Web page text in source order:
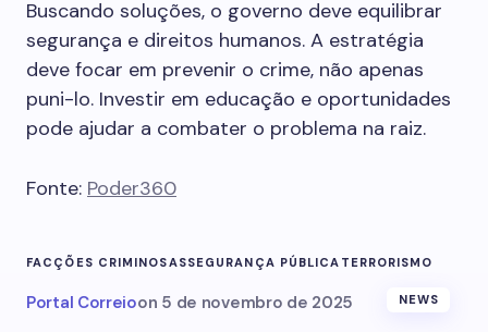
Buscando soluções, o governo deve equilibrar
segurança e direitos humanos. A estratégia
deve focar em prevenir o crime, não apenas
puni-lo. Investir em educação e oportunidades
pode ajudar a combater o problema na raiz.
Fonte: Poder360
FACÇÕES CRIMINOSASSEGURANÇA PÚBLICA TERRORISMO
Portal Correioon 5 de novembro de 2025 NEWS